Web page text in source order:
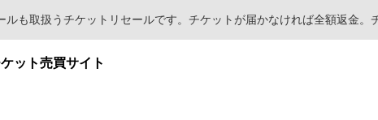
も取扱うチケットリセールです。チケットが届かなければ全額返金
ット売買サイト